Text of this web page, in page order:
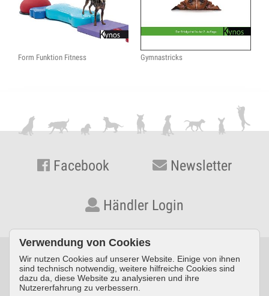
Form Funktion Fitness Gymnastricks
Facebook Newsletter
Händler Login
© KYNOS VERLAG Dr. Dieter Fleig GmbH · Konrad-Zuse-Straße
3 · D-54552 Nerdlen/Daun ·Telefon: +49 (0) 6592 957389-0
Verwendung von Cookies
Wir nutzen Cookies auf unserer Website. Einige von ihnen
sind technisch notwendig, weitere hilfreiche Cookies sind
dazu da, diese Website zu analysieren und ihre
Nutzererfahrung zu verbessern.